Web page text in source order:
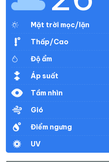
Mặt trời mọc/lặn
Thấp/Cao
Độ ẩm
Áp suất
Tầm nhìn
Gió
Điểm ngưng
UV